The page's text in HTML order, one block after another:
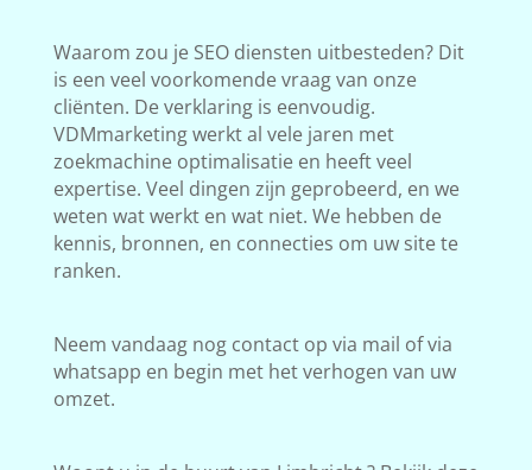
Waarom zou je SEO diensten uitbesteden? Dit
is een veel voorkomende vraag van onze
cliënten. De verklaring is eenvoudig.
VDMmarketing werkt al vele jaren met
zoekmachine optimalisatie en heeft veel
expertise. Veel dingen zijn geprobeerd, en we
weten wat werkt en wat niet. We hebben de
kennis, bronnen, en connecties om uw site te
ranken.
Neem vandaag nog contact op via mail of via
whatsapp en begin met het verhogen van uw
omzet.